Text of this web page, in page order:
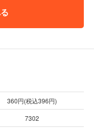
360円(税込396円)
7302